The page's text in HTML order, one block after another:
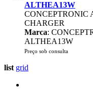
ALTHEA13W
CONCEPTRONIC
CHARGER
Marca:
ALTHEA13W
Preço sob consulta
list grid